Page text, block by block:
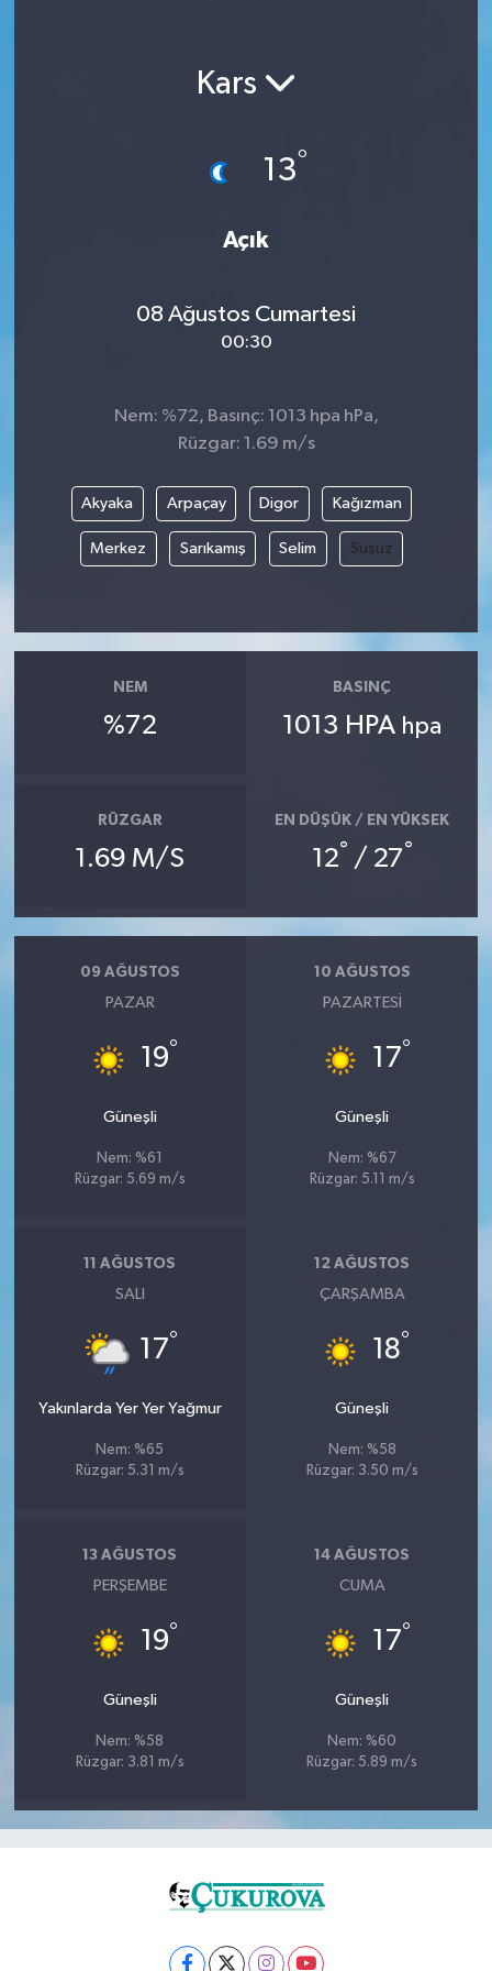
Kars
13°
Açık
08 Ağustos Cumartesi
00:30
Nem: %72, Basınç: 1013 hpa hPa,
Rüzgar: 1.69 m/s
Akyaka Arpaçay Digor Kağızman
Merkez Sarıkamış Selim Susuz
NEM
%72
BASINÇ
1013 HPA hpa
RÜZGAR
1.69 M/S
EN DÜŞÜK / EN YÜKSEK
12° / 27°
09 AĞUSTOS
PAZAR
19°
Güneşli
Nem: %61
Rüzgar: 5.69 m/s
10 AĞUSTOS
PAZARTESI
17°
Güneşli
Nem: %67
Rüzgar: 5.11 m/s
11 AĞUSTOS
SALI
17°
Yakınlarda Yer Yer Yağmur
Nem: %65
Rüzgar: 5.31 m/s
12 AĞUSTOS
ÇARŞAMBA
18°
Güneşli
Nem: %58
Rüzgar: 3.50 m/s
13 AĞUSTOS
PERŞEMBE
19°
Güneşli
Nem: %58
Rüzgar: 3.81 m/s
14 AĞUSTOS
CUMA
17°
Güneşli
Nem: %60
Rüzgar: 5.89 m/s